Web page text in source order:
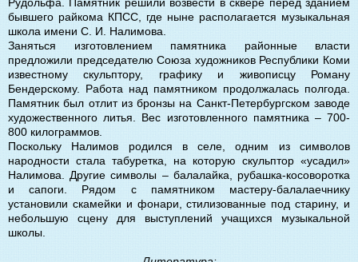
бывшего райкома КПСС, где ныне располагается музыкальная
школа имени С. И. Налимова.
Заняться изготовлением памятника районные власти
предложили председателю Союза художников Республики Коми
известному скульптору, графику и живописцу Роману
Бендерскому. Работа над памятником продолжалась полгода.
Памятник был отлит из бронзы на Санкт-Петербургском заводе
художественного литья. Вес изготовленного памятника – 700-
800 килограммов.
Поскольку Налимов родился в селе, одним из символов
народности стала табуретка, на которую скульптор «усадил»
Налимова. Другие символы – балалайка, рубашка-косоворотка
и сапоги. Рядом с памятником мастеру-балалаечнику
установили скамейки и фонари, стилизованные под старину, и
небольшую сцену для выступлений учащихся музыкальной
школы.